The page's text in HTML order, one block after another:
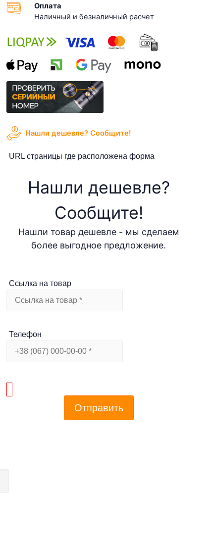
Оплата
Наличный и безналичный расчет
Нашли дешевле? Cообщите!
URL страницы где расположена форма
Нашли дешевле?
Cообщите!
Нашли товар дешевле - мы сделаем
более выгодное предложение.
Ссылка на товар
Телефон
Отправить